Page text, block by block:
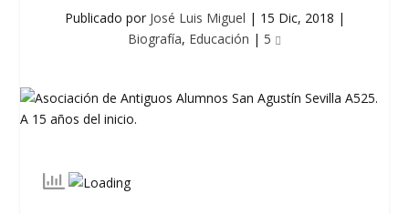
Publicado por José Luis Miguel | 15 Dic, 2018 |
Biografía, Educación | 5